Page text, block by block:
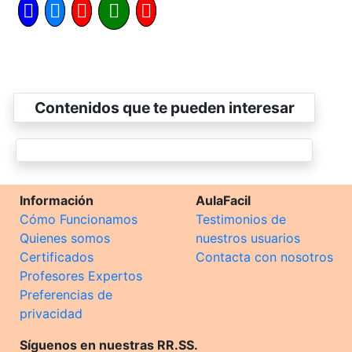
Contenidos que te pueden interesar
Información
Cómo Funcionamos
Quienes somos
Certificados
Profesores Expertos
Preferencias de
privacidad
AulaFacil
Testimonios de
nuestros usuarios
Contacta con nosotros
Síguenos en nuestras RR.SS.